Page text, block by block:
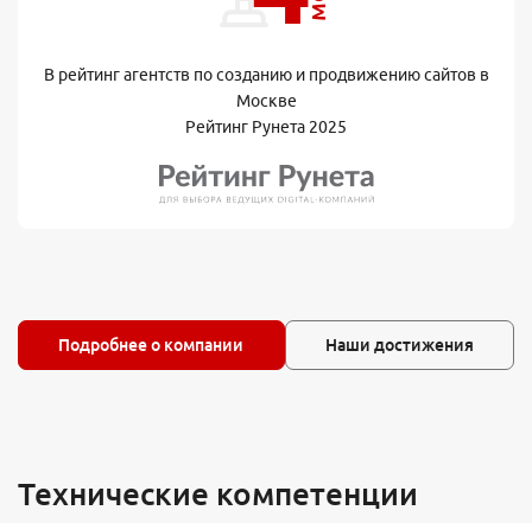
В рейтинг агентств по созданию и продвижению сайтов в
Москве
Рейтинг Рунета 2025
Подробнее о компании Наши достижения
Технические компетенции